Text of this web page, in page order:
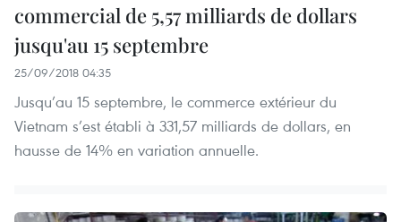
commercial de 5,57 milliards de dollars
jusqu'au 15 septembre
25/09/2018 04:35
Jusqu’au 15 septembre, le commerce extérieur du
Vietnam s’est établi à 331,57 milliards de dollars, en
hausse de 14% en variation annuelle.